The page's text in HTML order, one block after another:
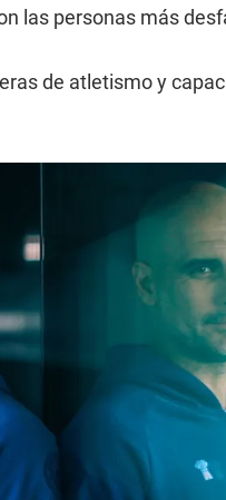
las personas más
de atletismo y